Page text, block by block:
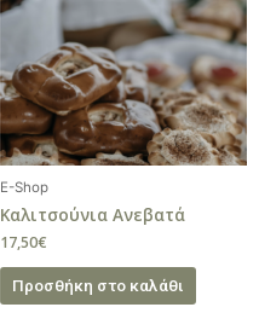
E-Shop
Καλιτσούνια Ανεβατά
17,50€
Προσθήκη στο καλάθι